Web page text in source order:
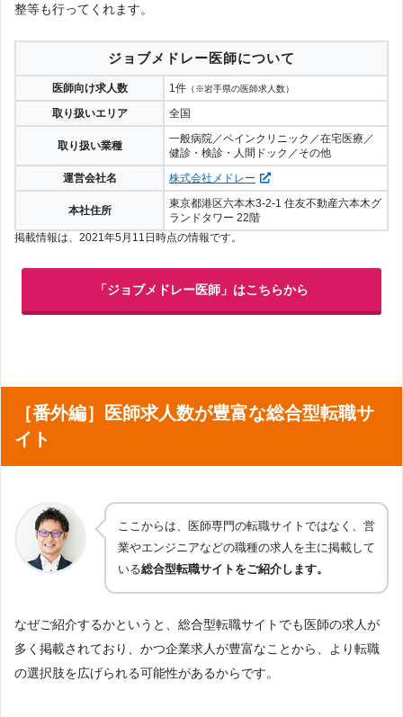
整等も行ってくれます。
ジョブメドレー医師について
医師向け求人数 1件 （※岩手県の医師求人数）
取り扱いエリア 全国
取り扱い業種
一般病院／ペインクリニック／在宅医療／
健診・検診・人間ドック／その他
運営会社名
株式会社メドレー
本社住所
東京都港区六本木3-2-1 住友不動産六本木グ
ランドタワー 22階
掲載情報は、2021年5月11日時点の情報です。
「ジョブメドレー医師」はこちらから
［番外編］医師求人数が豊富な総合型転職サ
イト
ここからは、医師専門の転職サイトではなく、営
業やエンジニアなどの職種の求人を主に掲載して
いる総合型転職サイトをご紹介します。
なぜご紹介するかというと、総合型転職サイトでも医師の求人が
多く掲載されており、かつ企業求人が豊富なことから、より転職
の選択肢を広げられる可能性があるからです。